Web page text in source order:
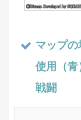
マップ
使用（青
戦闘